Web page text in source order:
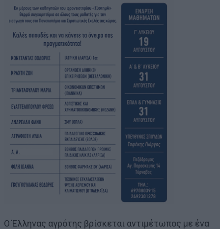
Ο Έλληνας αγρότης βρίσκεται αντιμέτωπος με ένα